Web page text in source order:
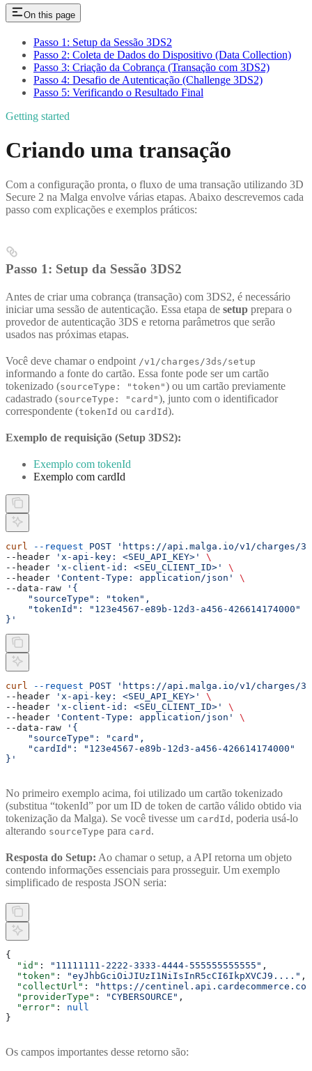
On this page
Passo 1: Setup da Sessão 3DS2
Passo 2: Coleta de Dados do Dispositivo (Data Collection)
Passo 3: Criação da Cobrança (Transação com 3DS2)
Passo 4: Desafio de Autenticação (Challenge 3DS2)
Passo 5: Verificando o Resultado Final
Getting started
Criando uma transação
Com a configuração pronta, o fluxo de uma transação utilizando 3D
Secure 2 na Malga envolve várias etapas. Abaixo descrevemos cada
passo com explicações e exemplos práticos:
Passo 1: Setup da Sessão 3DS2
Antes de criar uma cobrança (transação) com 3DS2, é necessário
iniciar uma sessão de autenticação. Essa etapa de setup prepara o
provedor de autenticação 3DS e retorna parâmetros que serão
usados nas próximas etapas.
Você deve chamar o endpoint /v1/charges/3ds/setup
informando a fonte do cartão. Essa fonte pode ser um cartão
tokenizado (sourceType: "token") ou um cartão previamente
cadastrado (sourceType: "card"), junto com o identificador
correspondente (tokenId ou cardId).
Exemplo de requisição (Setup 3DS2):
Exemplo com tokenId
Exemplo com cardId
curl --request POST 'https://api.malga.io/v1/charges/
--header
'x-api-key: <SEU_API_KEY>'
\
--header
'x-client-id: <SEU_CLIENT_ID>'
\
--header
'Content-Type: application/json'
\
--data-raw
'{
    "sourceType": "token",
    "tokenId": "123e4567-e89b-12d3-a456-426614174000"
}'
curl --request POST 'https://api.malga.io/v1/charges/
--header
'x-api-key: <SEU_API_KEY>'
\
--header
'x-client-id: <SEU_CLIENT_ID>'
\
--header
'Content-Type: application/json'
\
--data-raw
'{
    "sourceType": "card",
    "cardId": "123e4567-e89b-12d3-a456-426614174000"
}'
No primeiro exemplo acima, foi utilizado um cartão tokenizado
(substitua “tokenId” por um ID de token de cartão válido obtido via
tokenização da Malga). Se você tivesse um cardId , poderia usá-lo
alterando sourceType para card .
Resposta do Setup: Ao chamar o setup, a API retorna um objeto
contendo informações essenciais para prosseguir. Um exemplo
simplificado de resposta JSON seria:
{
  "id"
: "11111111-2222-3333-4444-555555555555" ,
  "token"
: "eyJhbGciOiJIUzI1NiIsInR5cCI6IkpXVCJ9...." ,
  "collectUrl"
:
"https://
  "providerType"
: "CYBERSOURCE" ,
  "error"
: null
}
Os campos importantes desse retorno são: